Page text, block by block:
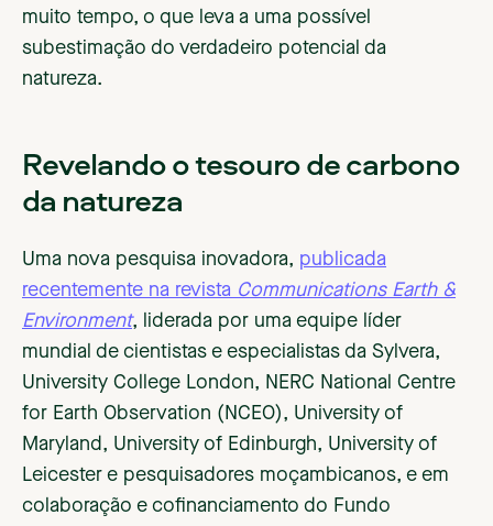
muito tempo, o que leva a uma possível
subestimação do verdadeiro potencial da
natureza.
Revelando o tesouro de carbono
da natureza
Uma nova pesquisa inovadora, publicada
recentemente na revista Communications Earth &
Environment, liderada por uma equipe líder
mundial de cientistas e especialistas da Sylvera,
University College London, NERC National Centre
for Earth Observation (NCEO), University of
Maryland, University of Edinburgh, University of
Leicester e pesquisadores moçambicanos, e em
colaboração e cofinanciamento do Fundo